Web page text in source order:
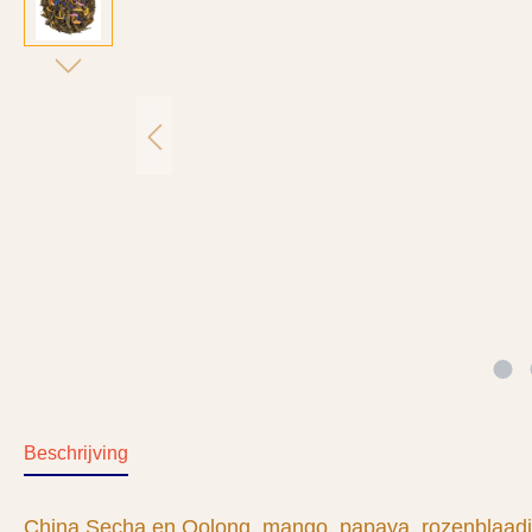
Beschrijving
China Secha en Oolong, mango, papaya,